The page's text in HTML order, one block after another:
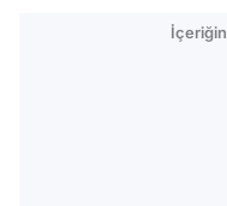
İçeriğin